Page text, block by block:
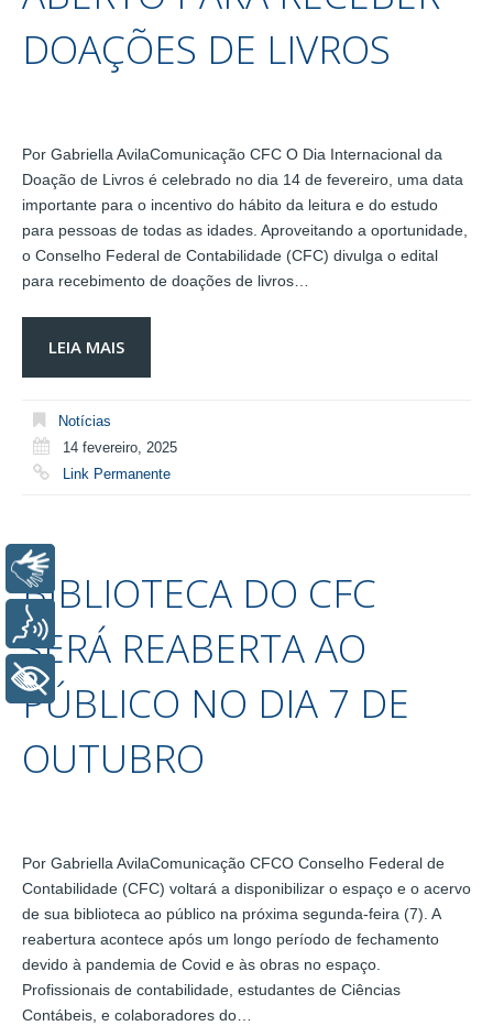
DOAÇÕES DE LIVROS
Por Gabriella AvilaComunicação CFC O Dia Internacional da
Doação de Livros é celebrado no dia 14 de fevereiro, uma data
importante para o incentivo do hábito da leitura e do estudo
para pessoas de todas as idades. Aproveitando a oportunidade,
o Conselho Federal de Contabilidade (CFC) divulga o edital
para recebimento de doações de livros…
LEIA MAIS
Notícias
14 fevereiro, 2025
Link Permanente
BIBLIOTECA DO CFC
SERÁ REABERTA AO
PÚBLICO NO DIA 7 DE
OUTUBRO
Por Gabriella AvilaComunicação CFCO Conselho Federal de
Contabilidade (CFC) voltará a disponibilizar o espaço e o acervo
de sua biblioteca ao público na próxima segunda-feira (7). A
reabertura acontece após um longo período de fechamento
devido à pandemia de Covid e às obras no espaço.
Profissionais de contabilidade, estudantes de Ciências
Contábeis, e colaboradores do…